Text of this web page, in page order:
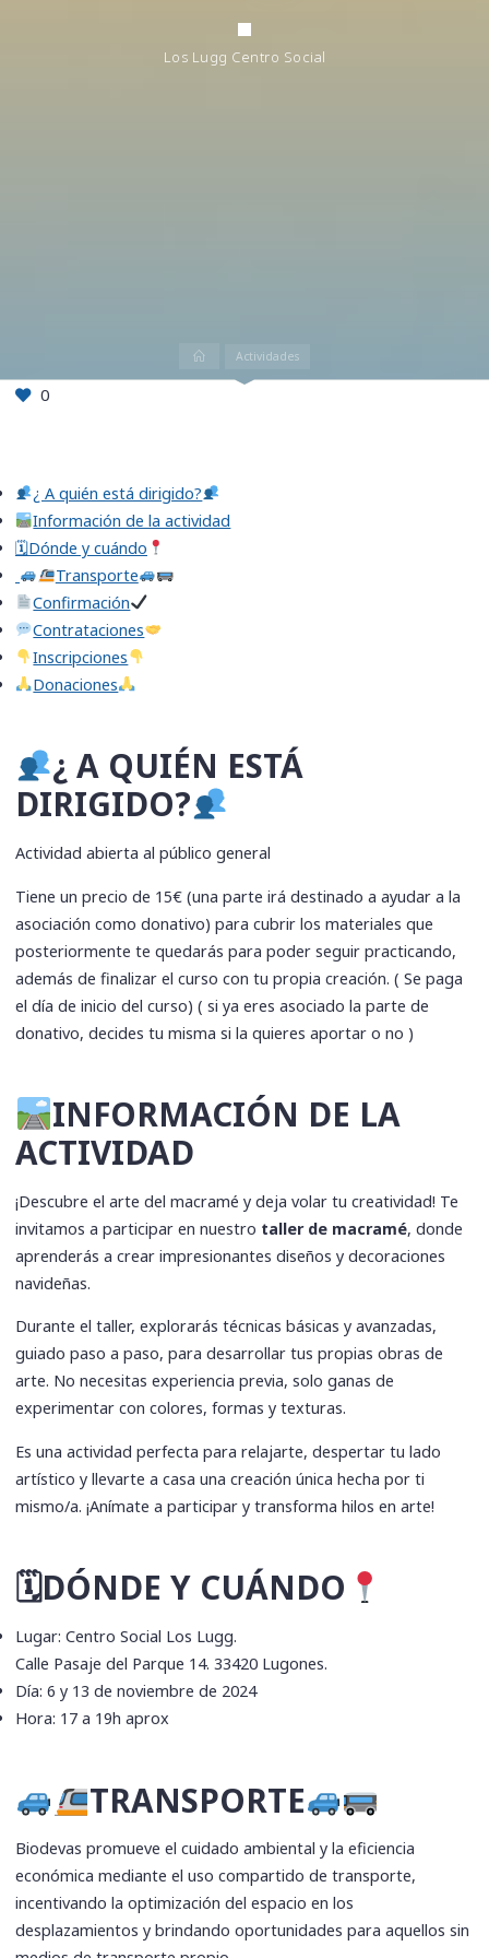
Los Lugg Centro Social
InicioActividades
0
​¿ A quién está dirigido?
Información de la actividad
🗓Dónde y cuándo
Transporte
Confirmación
​Contrataciones
​Inscripciones
​Donaciones
​¿ A QUIÉN ESTÁ
DIRIGIDO?
Actividad abierta al público general
Tiene un precio de 15€ (una parte irá destinado a ayudar a la
asociación como donativo) para cubrir los materiales que
posteriormente te quedarás para poder seguir practicando,
además de finalizar el curso con tu propia creación. ( Se paga
el día de inicio del curso) ( si ya eres asociado la parte de
donativo, decides tu misma si la quieres aportar o no )
INFORMACIÓN DE LA
ACTIVIDAD
¡Descubre el arte del macramé y deja volar tu creatividad! Te
invitamos a participar en nuestro taller de macramé, donde
aprenderás a crear impresionantes diseños y decoraciones
navideñas.
Durante el taller, explorarás técnicas básicas y avanzadas,
guiado paso a paso, para desarrollar tus propias obras de
arte. No necesitas experiencia previa, solo ganas de
experimentar con colores, formas y texturas.
Es una actividad perfecta para relajarte, despertar tu lado
artístico y llevarte a casa una creación única hecha por ti
mismo/a. ¡Anímate a participar y transforma hilos en arte!
🗓DÓNDE Y CUÁNDO
Lugar: Centro Social Los Lugg.
Calle Pasaje del Parque 14. 33420 Lugones.
Día: 6 y 13 de noviembre de 2024
Hora: 17 a 19h aprox
TRANSPORTE
Biodevas promueve el cuidado ambiental y la eficiencia
económica mediante el uso compartido de transporte,
incentivando la optimización del espacio en los
desplazamientos y brindando oportunidades para aquellos sin